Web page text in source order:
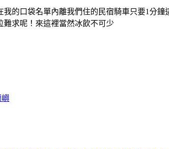
的口袋名單內離我們住的民宿騎車只要1分
求呢！來這裡當然冰飲不可少
嶼